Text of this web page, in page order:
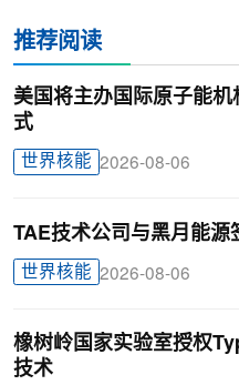
推荐阅读
美国将主办国际原子能
式
世界核能 2026-08-06
TAE技术公司与黑月能源
世界核能 2026-08-06
橡树岭国家实验室授权
技术